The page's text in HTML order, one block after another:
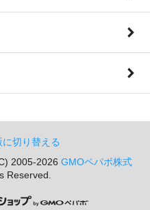
に切り替える
2005-2026 GMOペパボ株式
Reserved.